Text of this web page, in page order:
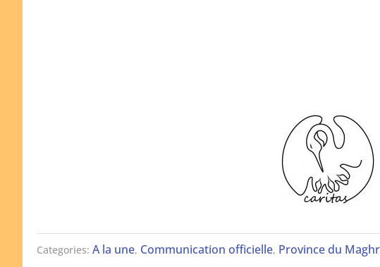
Categories: A la une, Communication officielle, Province du